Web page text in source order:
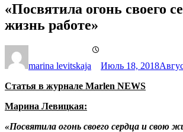
«Посвятила огонь своего
жизнь работе»
marina levitskaja Июль 18, 2018
Cтатья в журнале Marlen NEWS
Марина Левицкая:
«Посвятила огонь своего сердца и свою